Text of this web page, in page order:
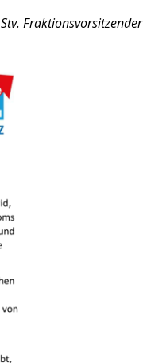
Stv. Fraktionsvorsitzender